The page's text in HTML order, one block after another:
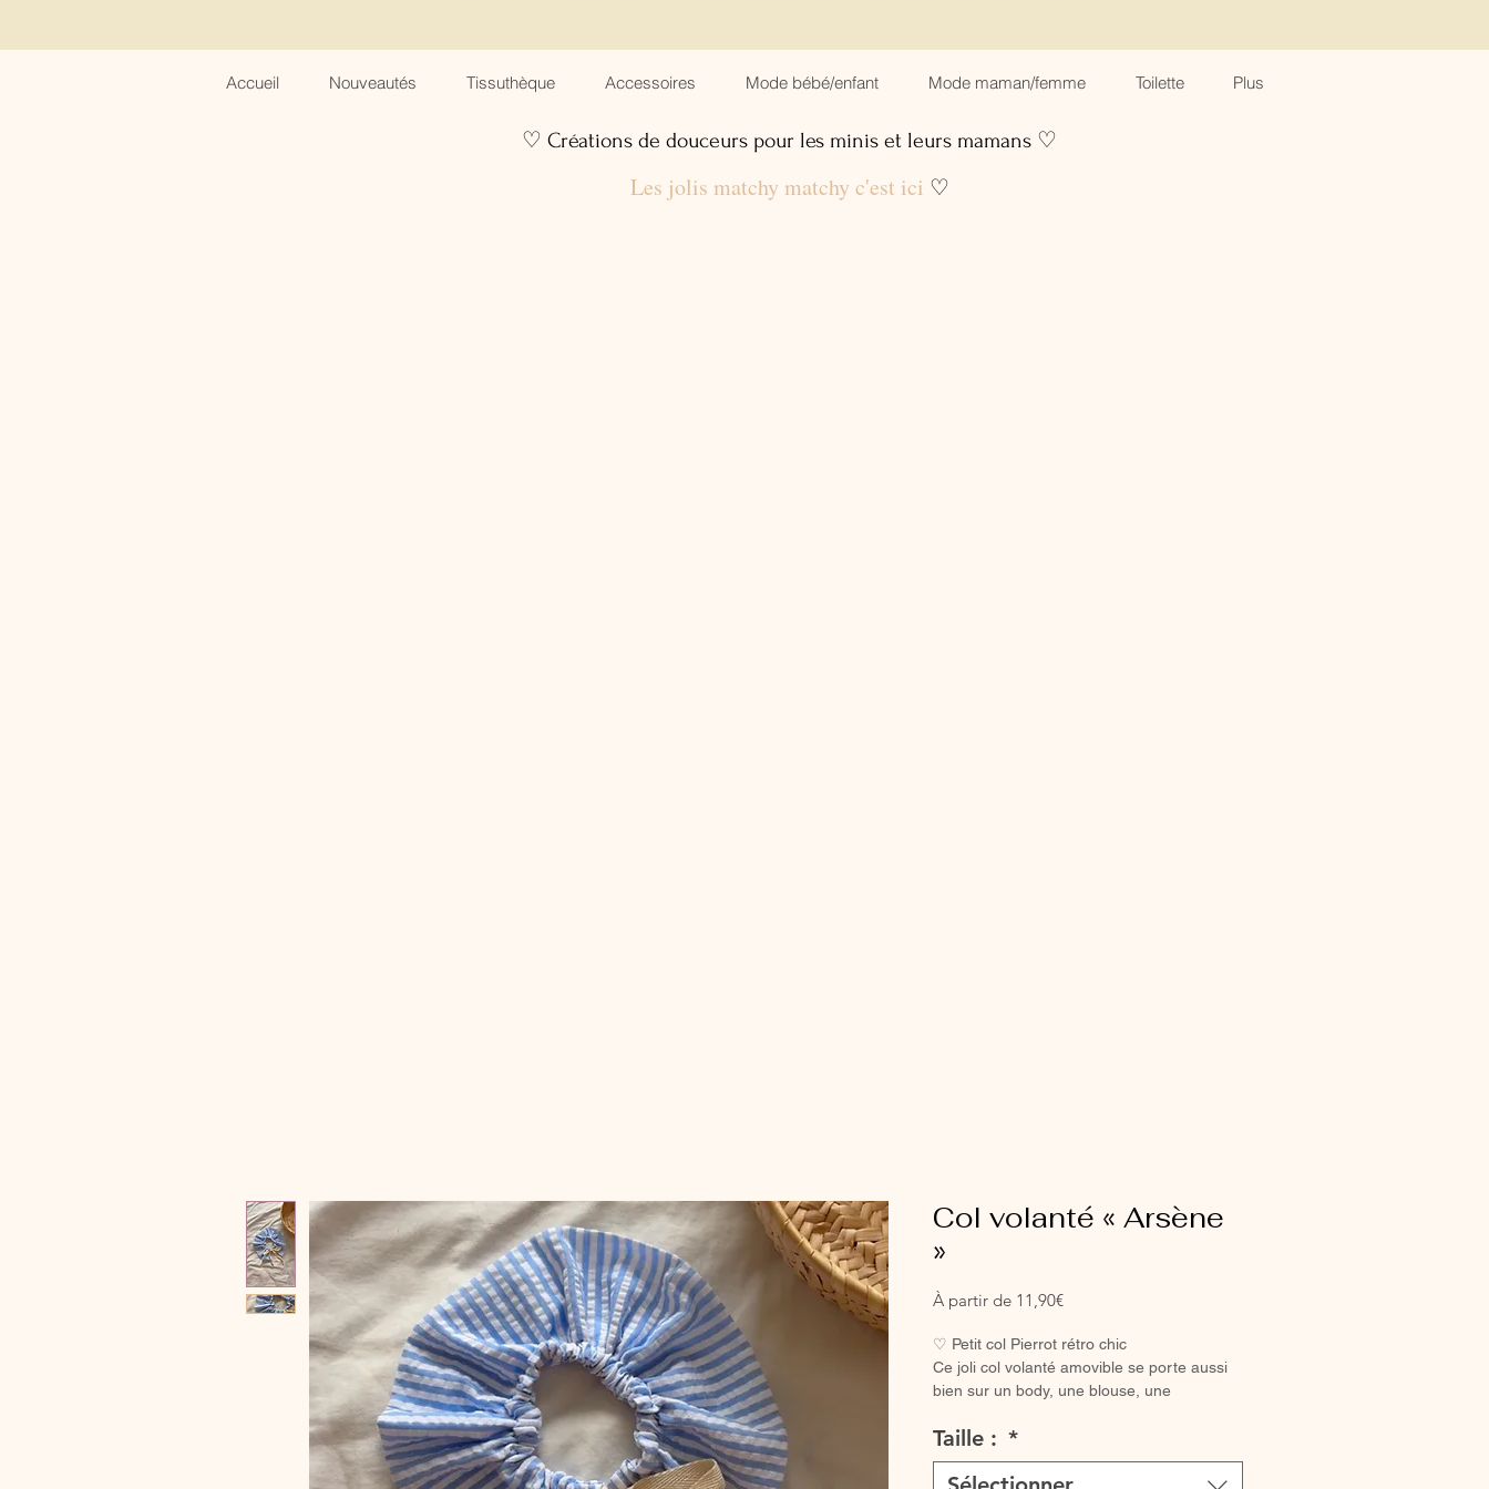
Accueil Nouveautés Tissuthèque Accessoires Mode bébé/enfant Mode maman/femme Toilette Plus
♡ Créations de douceurs pour les minis et leurs mamans ♡
Les jolis matchy matchy c'est ici ♡
Col volanté « Arsène
»
À partir de 11,90€Prix
♡ Petit col Pierrot rétro chic
Ce joli col volanté amovible se porte aussi
bien sur un body, une blouse, une
instantanément une touche rétro chic à
n’importe quelle tenue.
Grâce à son ruban ou cordon, vous pouvez
Taille : *